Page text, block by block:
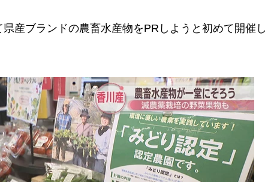
産ブランドの農畜水産物をPRしようと初めて開催し